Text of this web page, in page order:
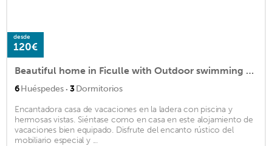
desde
120€
Beautiful home in Ficulle with Outdoor swimming pool, WiFi and 3 Bedrooms
6Huéspedes · 3Dormitorios
Encantadora casa de vacaciones en la ladera con piscina y
hermosas vistas. Siéntase como en casa en este alojamiento de
vacaciones bien equipado. Disfrute del encanto rústico del
mobiliario especial y ...